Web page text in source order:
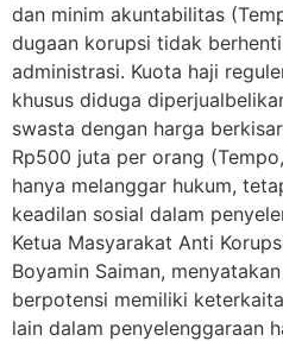
dan minim akuntabilitas
dugaan korupsi tidak
administrasi. Kuota haji
khusus diduga
swasta dengan harga
Rp500 juta per orang
hanya melanggar hukum,
keadilan sosial dalam
Ketua Masyarakat Anti
Boyamin Saiman,
berpotensi memiliki
lain dalam penyelenggaraan